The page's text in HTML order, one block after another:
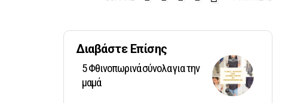
Διαβάστε Επίσης
5 Φθινοπωρινά σύνολα για την
μαμά